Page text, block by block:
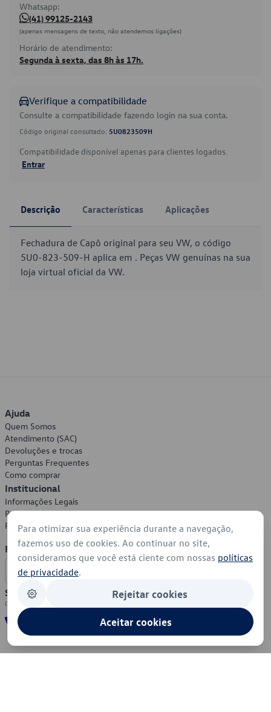
Whatsapp:
(41) 99125-2143
(apenas mensagens de texto, não atendemos ligações)
Horário de atendimento:
Segunda à sexta, das 8h às 17h.
Verifique a compatibilidade
Consulte a compatibilidade fazendo login na sua conta.
Código original consultado: 5U0823509H
Compatibilidade disponível apenas para clientes logados.
Entrar
Descrição Características Aplicações
Fechadura de Capô original para seu VW, o código
5U0-823-509-H aplica em . Peças VW genuínas na sua
loja virtual oficial da VW.
Ajuda
Quem Somos
Atendimento (SAC)
Devoluções e trocas
Perguntas Frequentes
Como comprar
Institucional
Informações Legais
Política de Privacidade
Política de Cookies
Formas de Pagamento
Segurança
Para otimizar sua experiência durante a navegação,
fazemos uso de cookies. Ao continuar no site,
consideramos que você está ciente com nossas políticas
de privacidade.
Rejeitar cookies
Aceitar cookies